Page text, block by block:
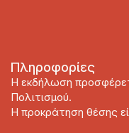
Πληροφορίες
Η εκδήλωση
Πολιτισμού.
Η προκράτηση θέσης